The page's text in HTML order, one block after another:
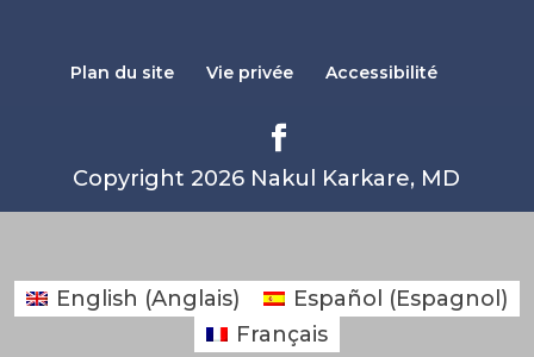
Plan du site Vie privée Accessibilité
Copyright 2026 Nakul Karkare, MD
English (Anglais) Español (Espagnol )
Français